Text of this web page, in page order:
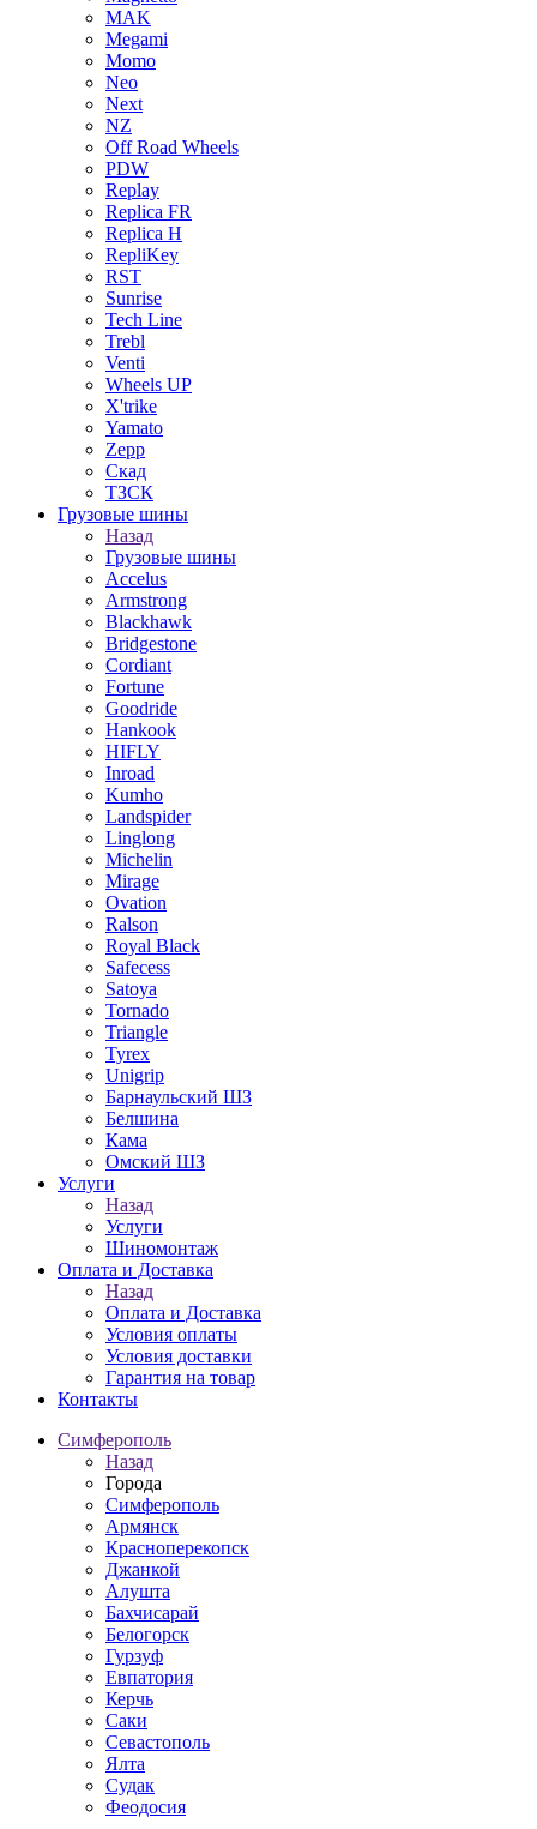
MAK
Megami
Momo
Neo
Next
NZ
Off Road Wheels
PDW
Replay
Replica FR
Replica H
RepliKey
RST
Sunrise
Tech Line
Trebl
Venti
Wheels UP
X'trike
Yamato
Zepp
Скад
ТЗСК
Грузовые шины
Назад
Грузовые шины
Accelus
Armstrong
Blackhawk
Bridgestone
Cordiant
Fortune
Goodride
Hankook
HIFLY
Inroad
Kumho
Landspider
Linglong
Michelin
Mirage
Ovation
Ralson
Royal Black
Safecess
Satoya
Tornado
Triangle
Tyrex
Unigrip
Барнаульский ШЗ
Белшина
Кама
Омский ШЗ
Услуги
Назад
Услуги
Шиномонтаж
Оплата и Доставка
Назад
Оплата и Доставка
Условия оплаты
Условия доставки
Гарантия на товар
Контакты
Симферополь
Назад
Города
Симферополь
Армянск
Красноперекопск
Джанкой
Алушта
Бахчисарай
Белогорск
Гурзуф
Евпатория
Керчь
Саки
Севастополь
Ялта
Судак
Феодосия